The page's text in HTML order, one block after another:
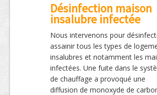
Désinfection maison
insalubre infectée
Nous intervenons pour
assainir tous les types de
insalubres et notamment les
infectées. Une fuite dans le
de chauffage a provoqué une
diffusion de monoxyde de